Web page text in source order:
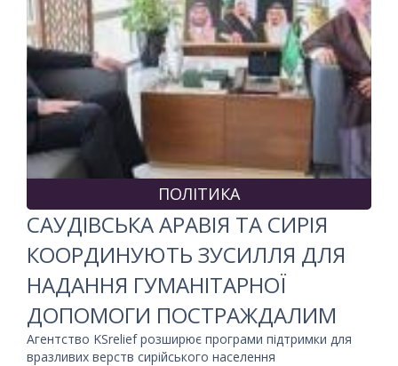
ПОЛІТИКА
САУДІВСЬКА АРАВІЯ ТА СИРІЯ
КООРДИНУЮТЬ ЗУСИЛЛЯ ДЛЯ
НАДАННЯ ГУМАНІТАРНОЇ
ДОПОМОГИ ПОСТРАЖДАЛИМ
Агентство KSrelief розширює програми підтримки для
вразливих верств сирійського населення